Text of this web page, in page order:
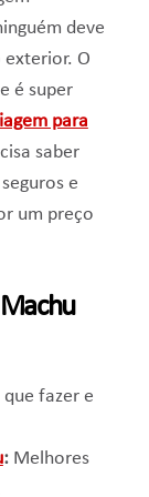
deve
exterior. O
é super
para
saber
e
um preço
fazer e
:Melhores